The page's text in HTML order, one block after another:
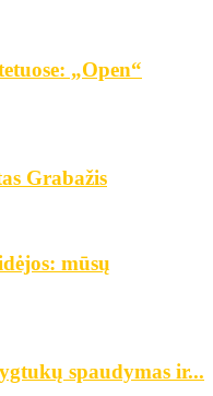
„Open“
Grabažis
mūsų
spaudymas ir...